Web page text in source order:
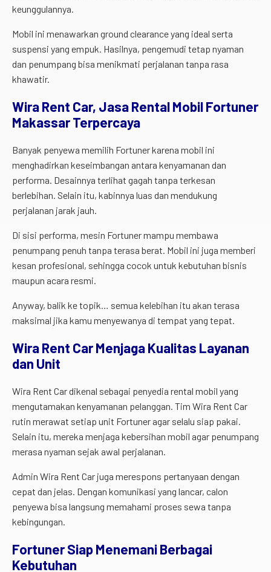
keunggulannya.
Mobil ini menawarkan ground clearance yang ideal serta
suspensi yang empuk. Hasilnya, pengemudi tetap nyaman
dan penumpang bisa menikmati perjalanan tanpa rasa
khawatir.
Wira Rent Car, Jasa Rental Mobil Fortuner
Makassar Terpercaya
Banyak penyewa memilih Fortuner karena mobil ini
menghadirkan keseimbangan antara kenyamanan dan
performa. Desainnya terlihat gagah tanpa terkesan
berlebihan. Selain itu, kabinnya luas dan mendukung
perjalanan jarak jauh.
Di sisi performa, mesin Fortuner mampu membawa
penumpang penuh tanpa terasa berat. Mobil ini juga memberi
kesan profesional, sehingga cocok untuk kebutuhan bisnis
maupun acara resmi.
Anyway, balik ke topik… semua kelebihan itu akan terasa
maksimal jika kamu menyewanya di tempat yang tepat.
Wira Rent Car Menjaga Kualitas Layanan
dan Unit
Wira Rent Car dikenal sebagai penyedia rental mobil yang
mengutamakan kenyamanan pelanggan. Tim Wira Rent Car
rutin merawat setiap unit Fortuner agar selalu siap pakai.
Selain itu, mereka menjaga kebersihan mobil agar penumpang
merasa nyaman sejak awal perjalanan.
Admin Wira Rent Car juga merespons pertanyaan dengan
cepat dan jelas. Dengan komunikasi yang lancar, calon
penyewa bisa langsung memahami proses sewa tanpa
kebingungan.
Fortuner Siap Menemani Berbagai
Kebutuhan